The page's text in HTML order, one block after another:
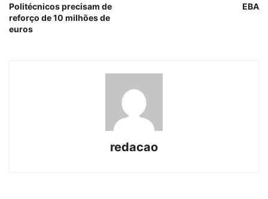
Politécnicos precisam de
reforço de 10 milhões de
euros
EBA
redacao